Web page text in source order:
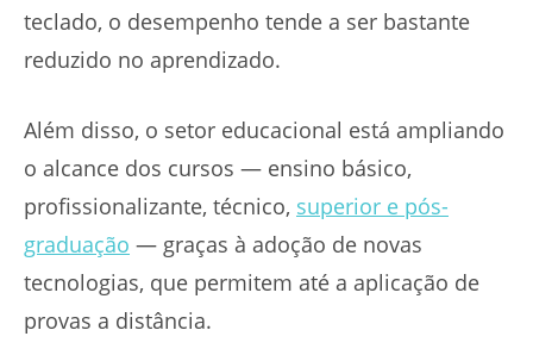
teclado, o desempenho tende a ser bastante
reduzido no aprendizado.
Além disso, o setor educacional está ampliando
o alcance dos cursos — ensino básico,
profissionalizante, técnico, superior e pós-
graduação — graças à adoção de novas
tecnologias, que permitem até a aplicação de
provas a distância.